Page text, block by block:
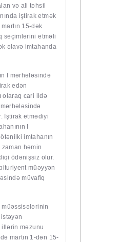
və ali təhsil
iştirak etmək
15-dək
seçimlərini etməli
əlavə imtahanda
I mərhələsində
edən
olaraq cari ildə
İştirak etmədiyi
I
imtahanın
həmin
ödənişsiz olur.
müəyyən
müvafiq
məzunu
martın 1-dən 15-